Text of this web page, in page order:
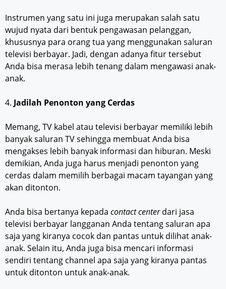
Instrumen yang satu ini juga merupakan salah satu
wujud nyata dari bentuk pengawasan pelanggan,
khususnya para orang tua yang menggunakan saluran
televisi berbayar. Jadi, dengan adanya fitur tersebut
Anda bisa merasa lebih tenang dalam mengawasi anak-
anak.
4. Jadilah Penonton yang Cerdas
Memang, TV kabel atau televisi berbayar memiliki lebih
banyak saluran TV sehingga membuat Anda bisa
mengakses lebih banyak informasi dan hiburan. Meski
demikian, Anda juga harus menjadi penonton yang
cerdas dalam memilih berbagai macam tayangan yang
akan ditonton.
Anda bisa bertanya kepada contact centerdari jasa
televisi berbayar langganan Anda tentang saluran apa
saja yang kiranya cocok dan pantas untuk dilihat anak-
anak. Selain itu, Anda juga bisa mencari informasi
sendiri tentang channel apa saja yang kiranya pantas
untuk ditonton untuk anak-anak.